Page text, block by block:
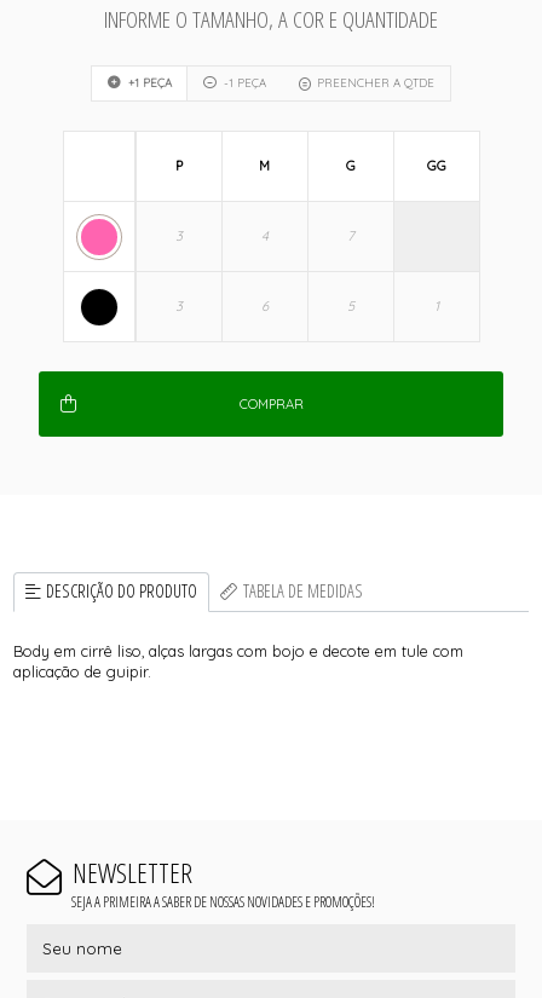
INFORME O TAMANHO, A COR E QUANTIDADE
+1 PEÇA -1 PEÇA PREENCHER A QTDE
P M G GG
COMPRAR
DESCRIÇÃO DO PRODUTO TABELA DE MEDIDAS
Body em cirrê liso, alças largas com bojo e decote em tule com
aplicação de guipir.
NEWSLETTER
SEJA A PRIMEIRA A SABER DE NOSSAS NOVIDADES E PROMOÇÕES!